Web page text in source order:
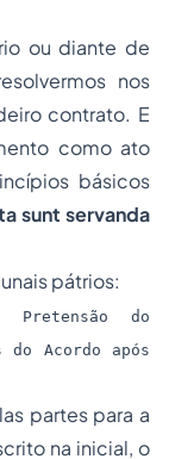
ou diante de
nos
contrato. E
como ato
básicos
sunt servanda
pátrios:
Pretensão do
do Acordo após
partes para a
na inicial, o